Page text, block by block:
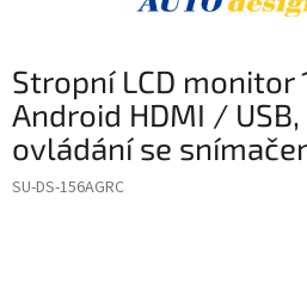
Stropní LCD monitor
Android HDMI /
ovládání se
SU-DS-156AGRC